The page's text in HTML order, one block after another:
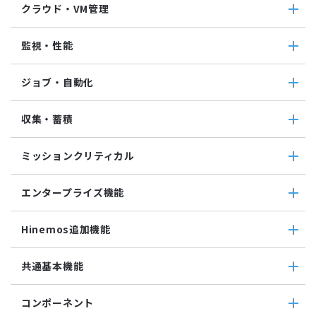
クラウド・VM管理
クラウド・VM共通
クラウド管理機能(AWS)
VM管理機能
監視・性能
パケットキャプチャ監視
カスタムトラップ監視
カスタム監視
バイナリファイル監視
収集値統合監視
ログ件数監視
システムログ監視
JMX監視
SQL監視
SNMPTRAP監視
SNMP監視
HTTPシナリオ監視
ジョブ・自動化
ジョブ機能全般について
コマンドジョブ
ファイル転送ジョブ
参照ジョブ
環境構築機能
実行契機
ジョブ連携送信ジョブ
ファイルチェックジョブ
監視ジョブ
承認ジョブ
収集・蓄積
転送
ダウンロード
検索
蓄積
収集
ミッションクリティカル
ミッションクリティカル（Linux）
ミッションクリティカル（Windows）
エンタープライズ機能
インシデント管理連携ツール
Grafana
ユーティリティ機能
レポーティング
ノードマップ
Hinemos追加機能
Hinemosインシデントダッシュボード
メッセージフィルタ
Hinemosセキュリティオプション
共通基本機能
セルフチェック
コンポーネント